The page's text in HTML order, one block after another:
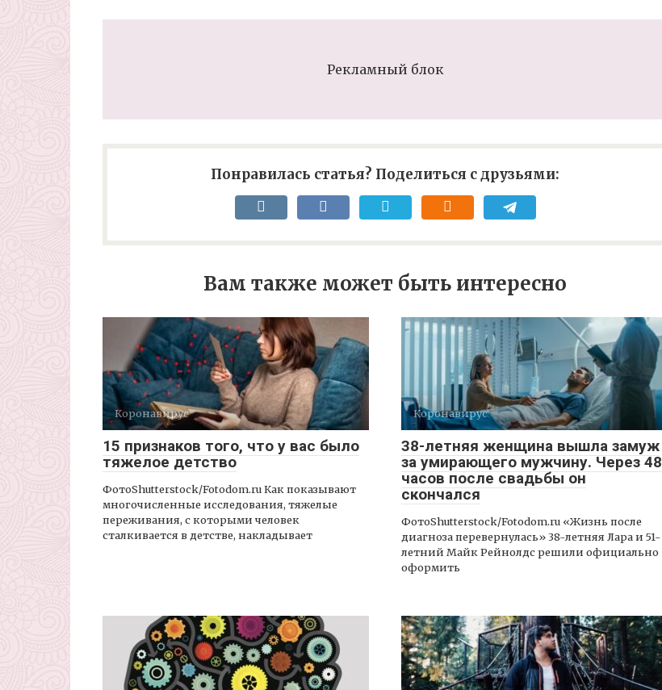
Рекламный блок
Понравилась статья? Поделиться с друзьями:
Вам также может быть интересно
Коронавирус
15 признаков того, что у вас было
тяжелое детство
ФотоShutterstock/Fotodom.ru Как показывают
многочисленные исследования, тяжелые
переживания, с которыми человек
сталкивается в детстве, накладывает
Коронавирус
38-летняя женщина вышла замуж
за умирающего мужчину. Через 48
часов после свадьбы он
скончался
ФотоShutterstock/Fotodom.ru «Жизнь после
диагноза перевернулась» 38-летняя Лара и 51-
летний Майк Рейнолдс решили официально
оформить